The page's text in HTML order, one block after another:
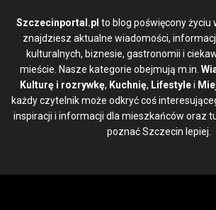
Szczecinportal.pl to blog poświęcony życiu
znajdziesz aktualne wiadomości,
kulturalnych, biznesie, gastronomii i
mieście. Nasze kategorie obejmują m.in.
Kulturę i rozrywkę, Kuchnię, Lifestylei
każdy czytelnik może odkryć coś
inspiracji i informacji dla mieszkańców oraz
poznać Szczecin lepiej.